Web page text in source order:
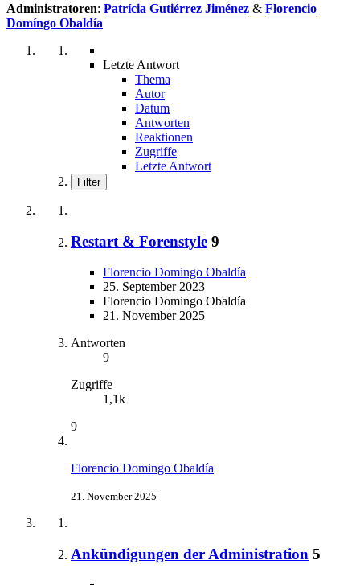
Administratoren: Patrícia Gutiérrez Jiménez & Florencio
Domíngo Obaldía
Letzte Antwort
Thema
Autor
Datum
Antworten
Reaktionen
Zugriffe
Letzte Antwort
Filter
Restart & Forenstyle 9
Florencio Domingo Obaldía
25. September 2023
Florencio Domingo Obaldía
21. November 2025
Antworten
9
Zugriffe
1,1k
9
Florencio Domingo Obaldía
21. November 2025
Ankündigungen der Administration 5